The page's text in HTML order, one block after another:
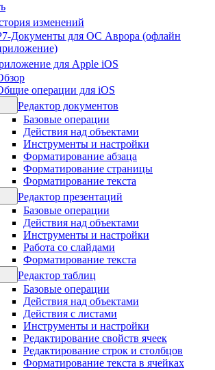
изменений
Документы для ОС Аврора (офлайн
для Apple iOS
операции для iOS
Редактор документов
Базовые операции
Действия над объектами
Инструменты и настройки
Форматирование абзаца
Форматирование страницы
Форматирование текста
Редактор презентаций
Базовые операции
Действия над объектами
Инструменты и настройки
Работа со слайдами
Форматирование текста
Редактор таблиц
Базовые операции
Действия над объектами
Действия с листами
Инструменты и настройки
Редактирование свойств ячеек
Редактирование строк и столбцов
Форматирование текста в ячейках